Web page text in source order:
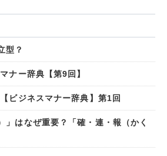
型？
ナー辞典【第9回】
ビジネスマナー辞典】第1回
」はなぜ重要？「確・連・報（かく